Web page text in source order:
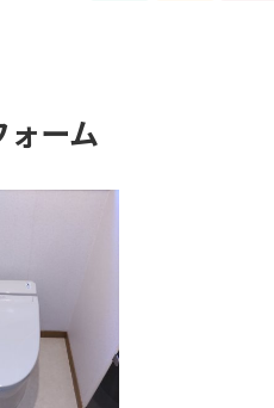
ーム